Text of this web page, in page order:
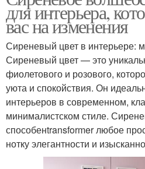
для интерьера,
вас на изменения
Сиреневый цвет в интерьере:
Сиреневый цвет — это
фиолетового и розового,
уюта и спокойствия. Он
интерьеров в современном,
минималистском стиле.
способенtransformer любое
нотку элегантности и